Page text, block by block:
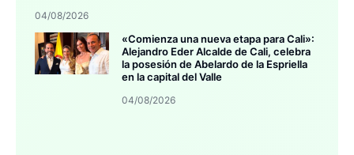
04/08/2026
«Comienza una nueva etapa para Cali»:
Alejandro Eder Alcalde de Cali, celebra
la posesión de Abelardo de la Espriella
en la capital del Valle
04/08/2026